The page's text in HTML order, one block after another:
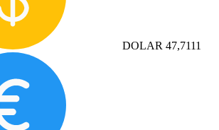
DOLAR 47,7111